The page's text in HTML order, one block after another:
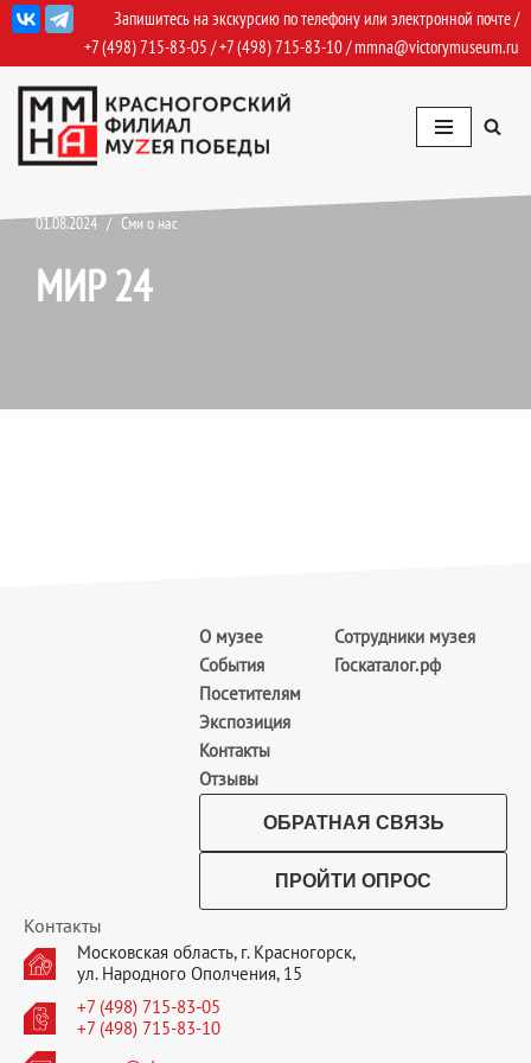
Перейти
к
содержимому
Запишитесь на экскурсию по телефону или электронной почте /
+7 (498) 715-83-05 /+7 (498) 715-83-10/mmna@victorymuseum.ru
01.08.2024 Сми о нас
МИР 24
О музее
События
Посетителям
Экспозиция
Контакты
Отзывы
Сотрудники музея
Госкаталог.рф
ОБРАТНАЯ СВЯЗЬ
ПРОЙТИ ОПРОС
Контакты
Московская область, г. Красногорск,
ул. Народного Ополчения, 15
+7 (498) 715-83-05
+7 (498) 715-83-10